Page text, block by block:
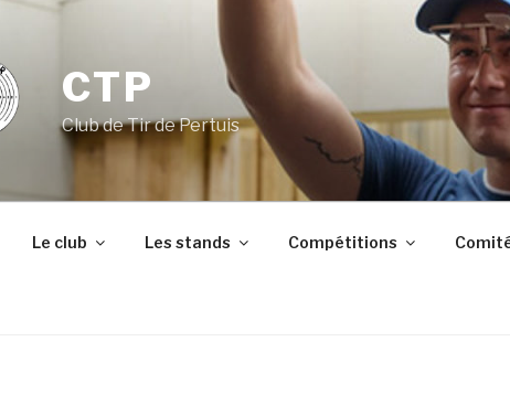
CTP
Club de Tir de Pertuis
Le club Les stands Compétitions